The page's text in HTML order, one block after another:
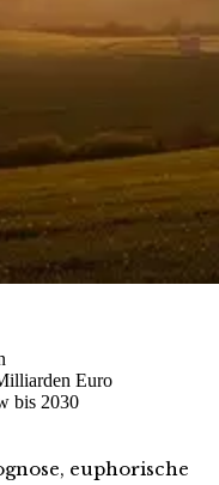
Euro
bis 2030
euphorische